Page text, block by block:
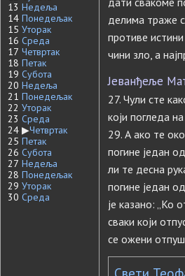
13 Недеља
14 Понедељак
15 Уторак
16 Среда
17 Четвртак
18 Петак
19 Субота
20 Недеља
21 Понедељак
22 Уторак
23 Среда
24 ▶Четвртак
25 Петак
26 Субота
27 Недеља
28 Понедељак
29 Уторак
30 Среда
делима траже
противе
чини зло, а
Јеванђеље
27. Чули сте
који погледа
29. А ако те
погине један
ли те десна
погине један
је казано: „Ко
сваки који
се ожени